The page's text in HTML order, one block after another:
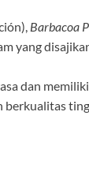
Barbacoa
yang
dan
berkualitas